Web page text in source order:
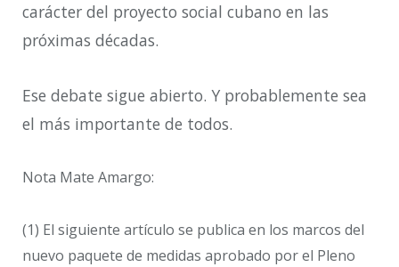
carácter del proyecto social cubano en las
próximas décadas.
Ese debate sigue abierto. Y probablemente sea
el más importante de todos.
Nota Mate Amargo:
(1) El siguiente artículo se publica en los marcos del
nuevo paquete de medidas aprobado por el Pleno